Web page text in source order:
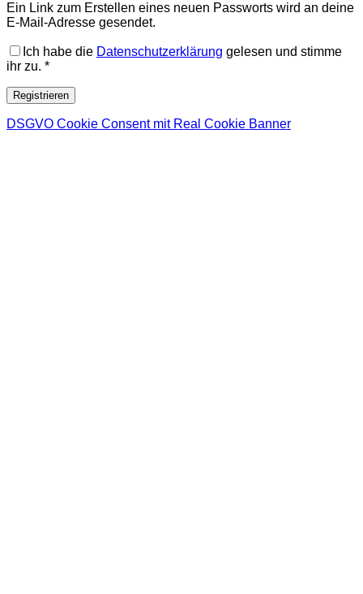
Ein Link zum Erstellen eines neuen Passworts wird an deine
E-Mail-Adresse gesendet.
Ich habe die Datenschutzerklärung gelesen und stimme
ihr zu. *
Registrieren
DSGVO Cookie Consent mit Real Cookie Banner